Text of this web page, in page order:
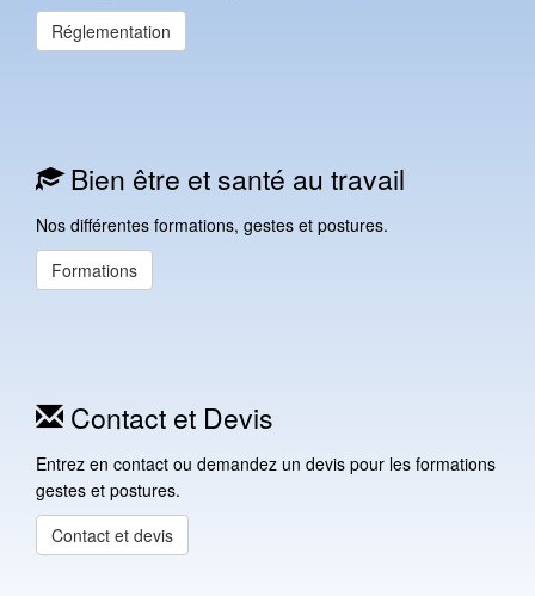
Réglementation
Bien être et santé au travail
Nos différentes formations, gestes et postures.
Formations
Contact et Devis
Entrez en contact ou demandez un devis pour les formations
gestes et postures.
Contact et devis